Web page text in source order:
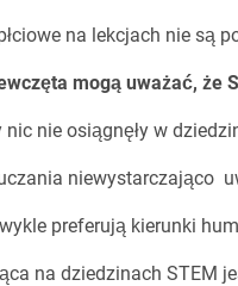
na lekcjach nie są
mogą uważać, że
nie osiągnęły w
niewystarczająco
preferują kierunki
na dziedzinach STEM